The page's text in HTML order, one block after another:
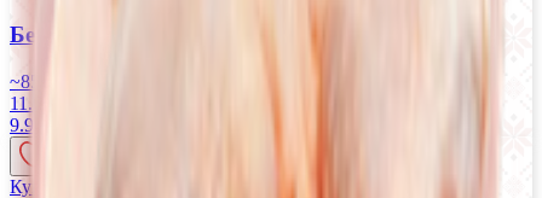
Бедро ЦБ «Ганна» охлажденное
~850 г
11.69 руб/кг
9.94
Купляйце Беларускае